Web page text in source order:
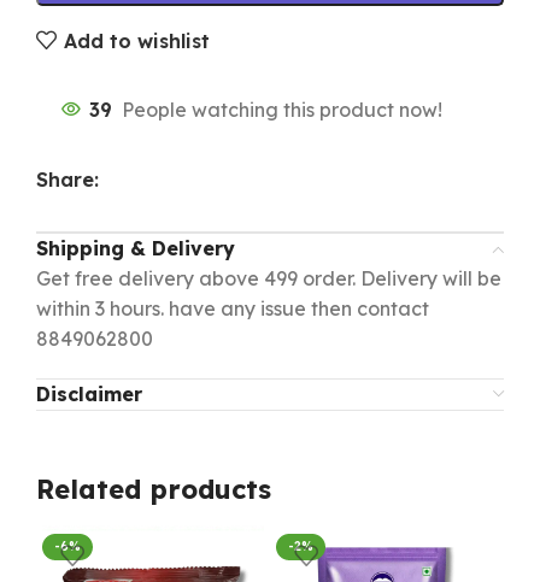
Add to wishlist
39 People watching this product now!
Share:
Shipping & Delivery
Get free delivery above 499 order. Delivery will be
within 3 hours. have any issue then contact
8849062800
Disclaimer
Related products
-6% -2%